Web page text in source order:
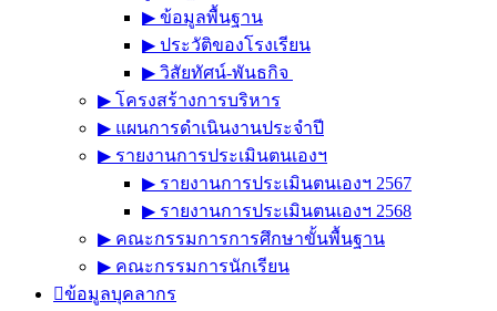
▶︎ ข้อมูลพื้นฐาน
▶︎ ประวัติของโรงเรียน
▶︎ วิสัยทัศน์-พันธกิจ
▶︎ โครงสร้างการบริหาร
▶︎ แผนการดำเนินงานประจำปี
▶︎ รายงานการประเมินตนเองฯ
▶︎ รายงานการประเมินตนเองฯ 2567
▶︎ รายงานการประเมินตนเองฯ 2568
▶︎ คณะกรรมการการศึกษาขั้นพื้นฐาน
▶︎ คณะกรรมการนักเรียน
ข้อมูลบุคลากร